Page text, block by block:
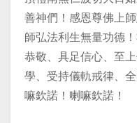
善神們！感恩尊佛上
師弘法利生無量功德
恭敬、具足信心、至
學、受持儀軌戒律、
嘛欽諾！喇嘛欽諾！